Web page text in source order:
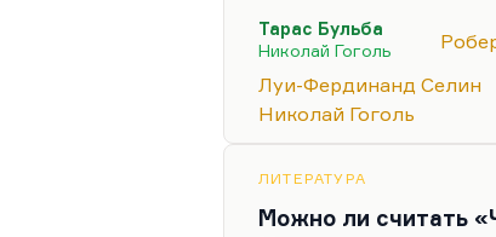
хотя я прочел его
«Вечернем клубе», я
«После Селина это все
Селина и Платонова я
Тарас Бульба
Николай Гоголь
Луи-Фердинанд Селин
Николай Гоголь
ЛИТЕРАТУРА
Можно ли считать